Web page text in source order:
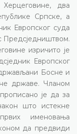
два
Српске, а
Европског суда
Предсједништвом.
изричито је
Европског
Босне и
државе. Чланом
је да за
што истекне
именовања
да предвиди